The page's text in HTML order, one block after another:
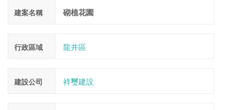
建案名稱 砌植花園
行政區域 龍井區
建設公司 祥璽建設